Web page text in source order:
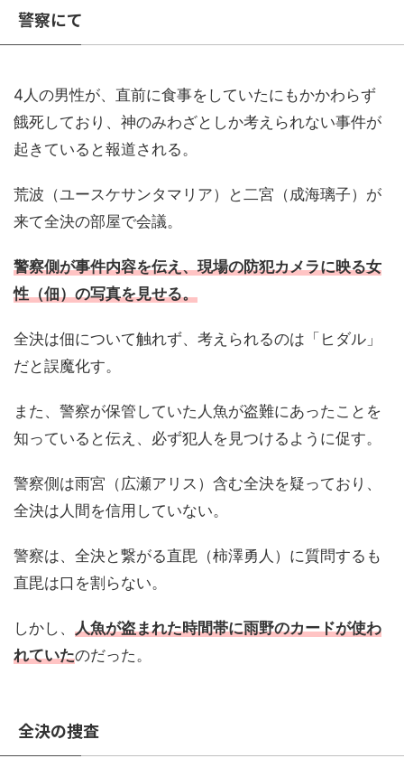
警察にて
4人の男性が、直前に食事をしていたにもかかわらず
餓死しており、神のみわざとしか考えられない事件が
起きていると報道される。
荒波（ユースケサンタマリア）と二宮（成海璃子）が
来て全決の部屋で会議。
警察側が事件内容を伝え、現場の防犯カメラに映る女
性（佃）の写真を見せる。
全決は佃について触れず、考えられるのは「ヒダル」
だと誤魔化す。
また、警察が保管していた人魚が盗難にあったことを
知っていると伝え、必ず犯人を見つけるように促す。
警察側は雨宮（広瀬アリス）含む全決を疑っており、
全決は人間を信用していない。
警察は、全決と繋がる直毘（柿澤勇人）に質問するも
直毘は口を割らない。
しかし、 人魚が盗まれた時間帯に雨野のカードが使わ
れていたのだった。
全決の捜査